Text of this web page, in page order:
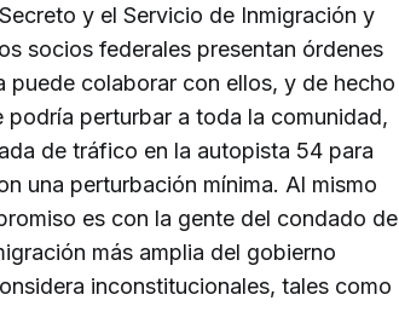
y el Servicio de Inmigración y
socios federales presentan órdenes
puede colaborar con ellos, y de hecho
perturbar a toda la comunidad,
de tráfico en la autopista 54 para
una perturbación mínima. Al mismo
es con la gente del condado de
más amplia del gobierno
inconstitucionales, tales como